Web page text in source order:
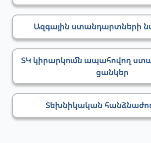
Ազգային ստանդարտների
ՏԿ կիրարկումն ապահովող
ցանկեր
Տեխնիկական